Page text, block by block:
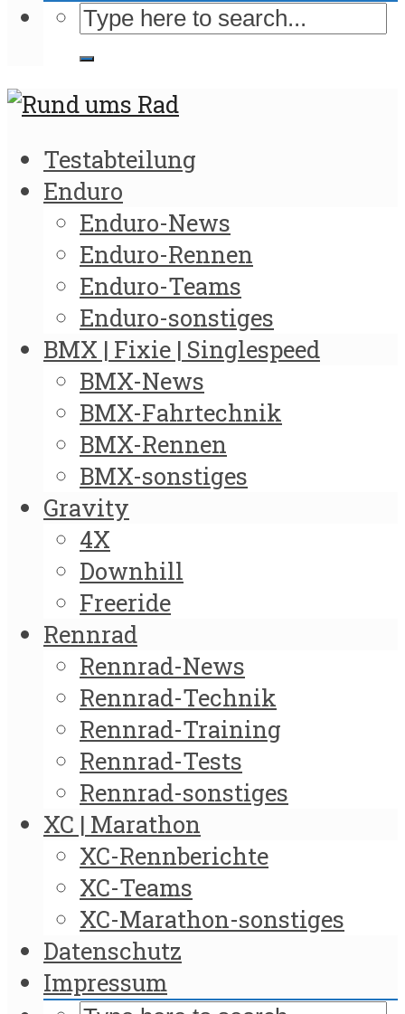
Testabteilung
Enduro
Enduro-News
Enduro-Rennen
Enduro-Teams
Enduro-sonstiges
BMX | Fixie | Singlespeed
BMX-News
BMX-Fahrtechnik
BMX-Rennen
BMX-sonstiges
Gravity
4X
Downhill
Freeride
Rennrad
Rennrad-News
Rennrad-Technik
Rennrad-Training
Rennrad-Tests
Rennrad-sonstiges
XC | Marathon
XC-Rennberichte
XC-Teams
XC-Marathon-sonstiges
Datenschutz
Impressum